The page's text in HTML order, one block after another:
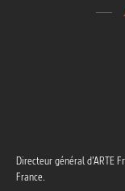
Directeur général d’ARTE
France.